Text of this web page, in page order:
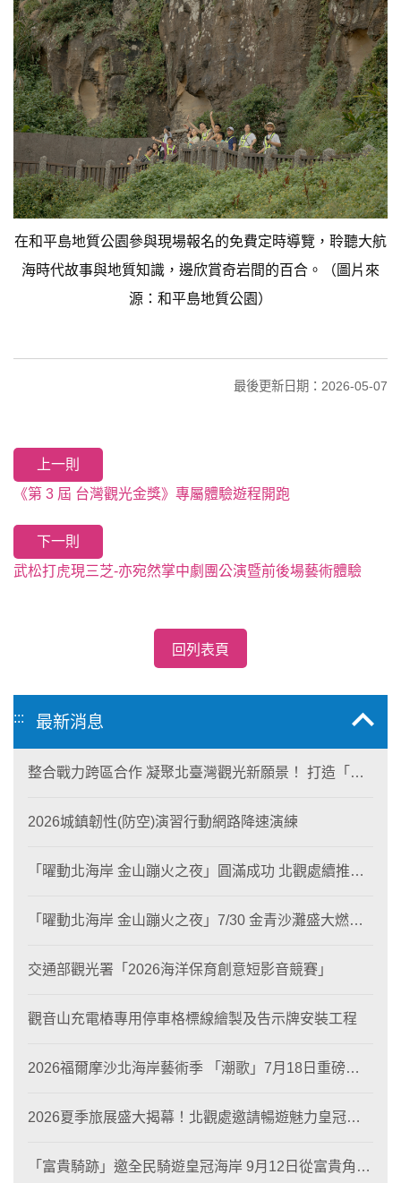
在和平島地質公園參與現場報名的免費定時導覽，聆聽大航
海時代故事與地質知識，邊欣賞奇岩間的百合。（圖片來
源：和平島地質公園）
最後更新日期：2026-05-07
上一則
《第 3 屆 台灣觀光金獎》專屬體驗遊程開跑
下一則
武松打虎現三芝-亦宛然掌中劇團公演暨前後場藝術體驗
回列表頁
::: 最新消息
整合戰力跨區合作 凝聚北臺灣觀光新願景！ 打造「生
2026城鎮韌性(防空)演習行動網路降速演練
「曜動北海岸 金山蹦火之夜」圓滿成功 北觀處續推照
「曜動北海岸 金山蹦火之夜」7/30 金青沙灘盛大燃
交通部觀光署「2026海洋保育創意短影音競賽」
觀音山充電樁專用停車格標線繪製及告示牌安裝工程
2026福爾摩沙北海岸藝術季 「潮歌」7月18日重磅登
2026夏季旅展盛大揭幕！北觀處邀請暢遊魅力皇冠海
「富貴騎跡」邀全民騎遊皇冠海岸 9月12日從富貴角出